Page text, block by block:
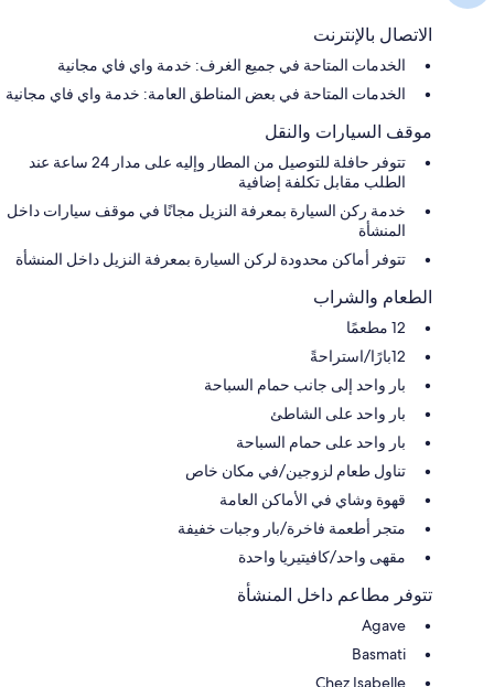
الاتصال بالإنترنت
الخدمات المتاحة في جميع الغرف: خدمة واي فاي مجانية
الخدمات المتاحة في بعض المناطق العامة: خدمة واي فاي مجانية
موقف السيارات والنقل
تتوفر حافلة للتوصيل من المطار وإليه على مدار 24 ساعة عند
الطلب مقابل تكلفة إضافية
خدمة ركن السيارة بمعرفة النزيل مجانًا في موقف سيارات داخل
المنشأة
تتوفر أماكن محدودة لركن السيارة بمعرفة النزيل داخل المنشأة
الطعام والشراب
12 مطعمًا
12بارًا/استراحةً
بار واحد إلى جانب حمام السباحة
بار واحد على الشاطئ
بار واحد على حمام السباحة
تناول طعام لزوجين/في مكان خاص
قهوة وشاي في الأماكن العامة
متجر أطعمة فاخرة/بار وجبات خفيفة
مقهى واحد/كافيتيريا واحدة
تتوفر مطاعم داخل المنشأة
Agave
Basmati
Chez Isabelle